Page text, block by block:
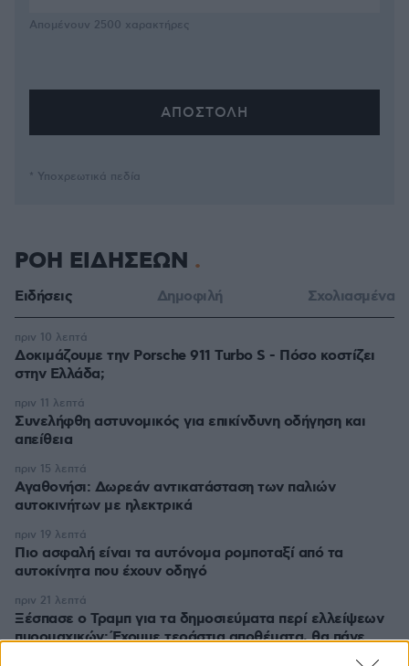
Απομένουν 2500 χαρακτήρες
* Υποχρεωτικά πεδία
ΡΟΗ ΕΙΔΗΣΕΩΝ
Ειδήσεις Δημοφιλή Σχολιασμένα
Δοκιμάζουμε την Porsche 911 Turbo S - Πόσο κοστίζει
στην Ελλάδα;
πριν 10 λεπτά
Συνελήφθη αστυνομικός για επικίνδυνη οδήγηση και
απείθεια
πριν 11 λεπτά
Αγαθονήσι: Δωρεάν αντικατάσταση των παλιών
αυτοκινήτων με ηλεκτρικά
πριν 15 λεπτά
Πιο ασφαλή είναι τα αυτόνομα ρομποταξί από τα
αυτοκίνητα που έχουν οδηγό
πριν 19 λεπτά
Ξέσπασε ο Τραμπ για τα δημοσιεύματα περί ελλείψεων
πυρομαχικών: Έχουμε τεράστια αποθέματα, θα πάνε
πριν 21 λεπτά